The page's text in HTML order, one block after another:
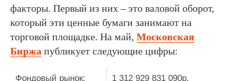
факторы. Первый из них – это валовой оборот,
который эти ценные бумаги занимают на
торговой площадке. На май, Московская
Биржа публикует следующие цифры:
Фондовый рынок: 1 312 929 831 090р.